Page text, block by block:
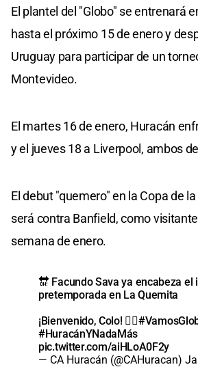
El plantel del "Globo" se entrenará
hasta el próximo 15 de enero y
Uruguay para participar de un
Montevideo.
El martes 16 de enero, Huracán
y el jueves 18 a Liverpool, ambos
El debut "quemero" en la Copa de
será contra Banfield, como
semana de enero.
🔛 Facundo Sava ya encabeza el
pretemporada en La Quemita
¡Bienvenido, Colo! 👍🏼
#HuracánYNadaMás
pic.twitter.com/aiHLoA0F2y
— CA Huracán (@CAHuracan)